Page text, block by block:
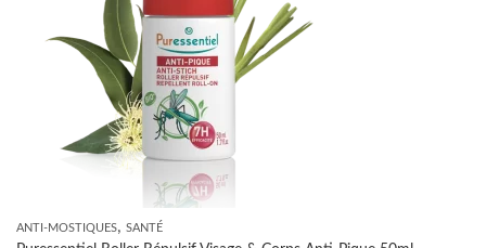
ANTI-MOSTIQUES, SANTÉ